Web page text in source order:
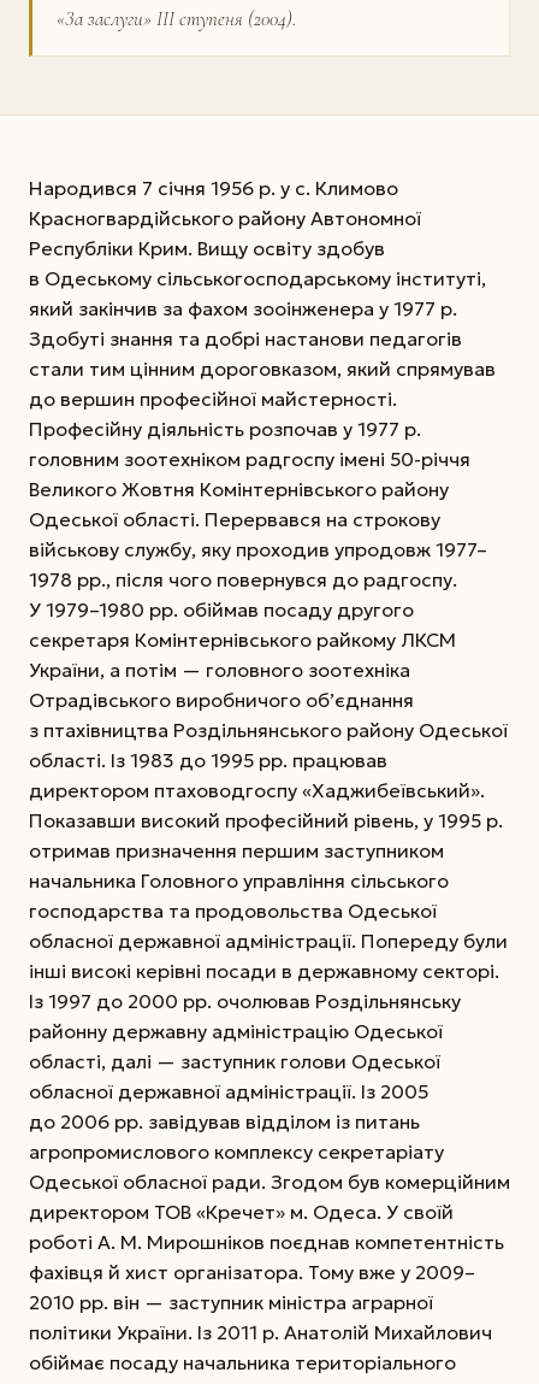
«За заслуги» ІІІ ступеня (2004).
Народився 7 січня 1956 р. у с. Климово
Красногвардійського району Автономної
Республіки Крим. Вищу освіту здобув
в Одеському сільськогосподарському інституті,
який закінчив за фахом зооінженера у 1977 р.
Здобуті знання та добрі настанови педагогів
стали тим цінним дороговказом, який спрямував
до вершин професійної майстерності.
Професійну діяльність розпочав у 1977 р.
головним зоотехніком радгоспу імені 50-річчя
Великого Жовтня Комінтернівського району
Одеської області. Перервався на строкову
військову службу, яку проходив упродовж 1977–
1978 рр., після чого повернувся до радгоспу.
У 1979–1980 рр. обіймав посаду другого
секретаря Комінтернівського райкому ЛКСМ
України, а потім — головного зоотехніка
Отрадівського виробничого об’єднання
з птахівництва Роздільнянського району Одеської
області. Із 1983 до 1995 рр. працював
директором птаховодгоспу «Хаджибеївський».
Показавши високий професійний рівень, у 1995 р.
отримав призначення першим заступником
начальника Головного управління сільського
господарства та продовольства Одеської
обласної державної адміністрації. Попереду були
інші високі керівні посади в державному секторі.
Із 1997 до 2000 рр. очолював Роздільнянську
районну державну адміністрацію Одеської
області, далі — заступник голови Одеської
обласної державної адміністрації. Із 2005
до 2006 рр. завідував відділом із питань
агропромислового комплексу секретаріату
Одеської обласної ради. Згодом був комерційним
директором ТОВ «Кречет» м. Одеса. У своїй
роботі А. М. Мирошніков поєднав компетентність
фахівця й хист організатора. Тому вже у 2009–
2010 рр. він — заступник міністра аграрної
політики України. Із 2011 р. Анатолій Михайлович
обіймає посаду начальника територіального